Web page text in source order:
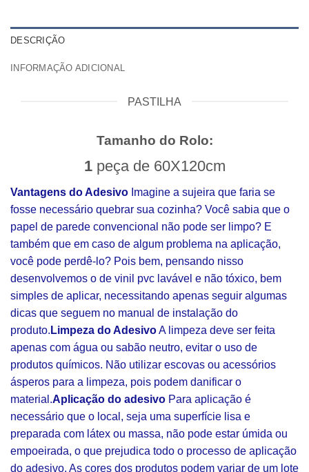
DESCRIÇÃO
INFORMAÇÃO ADICIONAL
PASTILHA
Tamanho do Rolo:
1 peça de 60X120cm
Vantagens do Adesivo Imagine a sujeira que faria se
fosse necessário quebrar sua cozinha? Você sabia que o
papel de parede convencional não pode ser limpo? E
também que em caso de algum problema na aplicação,
você pode perdê-lo? Pois bem, pensando nisso
desenvolvemos o de vinil pvc lavável e não tóxico, bem
simples de aplicar, necessitando apenas seguir algumas
dicas que seguem no manual de instalação do
produto. Limpeza do AdesivoA limpeza deve ser feita
apenas com água ou sabão neutro, evitar o uso de
produtos químicos. Não utilizar escovas ou acessórios
ásperos para a limpeza, pois podem danificar o
material.Aplicação do adesivo Para aplicação é
necessário que o local, seja uma superfície lisa e
preparada com látex ou massa, não pode estar úmida ou
empoeirada, o que prejudica todo o processo de aplicação
do adesivo. As cores dos produtos podem variar de um lote